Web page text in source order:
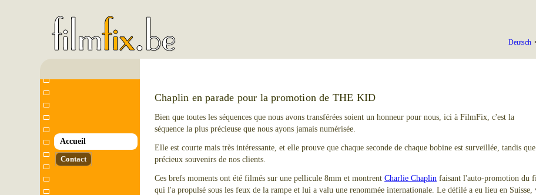
Deutsch •
Accueil
Contact
Chaplin en parade pour la promotion de THE KID
Bien que toutes les séquences que nous avons transférées soient un honneur pour nous, ici à FilmFix, c'est la
séquence la plus précieuse que nous ayons jamais numérisée.
Elle est courte mais très intéressante, et elle prouve que chaque seconde de chaque bobine est surveillée, tandis
précieux souvenirs de nos clients.
Ces brefs moments ont été filmés sur une pellicule 8mm et montrent Charlie Chaplin faisant l'auto-promotion du
qui l'a propulsé sous les feux de la rampe et lui a valu une renommée internationale. Le défilé a eu lieu en Suisse,